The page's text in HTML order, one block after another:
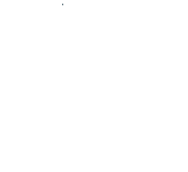
directorio activo.